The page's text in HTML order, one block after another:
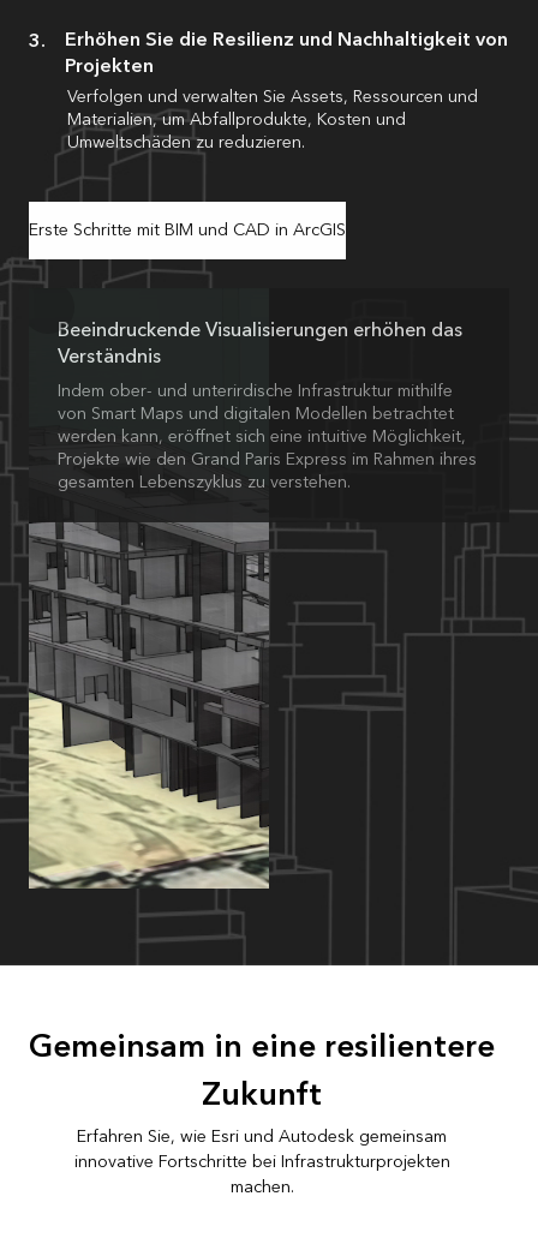
Erhöhen Sie die Resilienz und Nachhaltigkeit von
Projekten
Verfolgen und verwalten Sie Assets, Ressourcen und
Materialien, um Abfallprodukte, Kosten und
Umweltschäden zu reduzieren.
Erste Schritte mit BIM und CAD in ArcGIS
Beeindruckende Visualisierungen erhöhen das
Verständnis
Indem ober- und unterirdische Infrastruktur mithilfe
von Smart Maps und digitalen Modellen betrachtet
werden kann, eröffnet sich eine intuitive Möglichkeit,
Projekte wie den Grand Paris Express im Rahmen ihres
gesamten Lebenszyklus zu verstehen.
Gemeinsam in eine resilientere
Zukunft
Erfahren Sie, wie Esri und Autodesk gemeinsam
innovative Fortschritte bei Infrastrukturprojekten
machen.